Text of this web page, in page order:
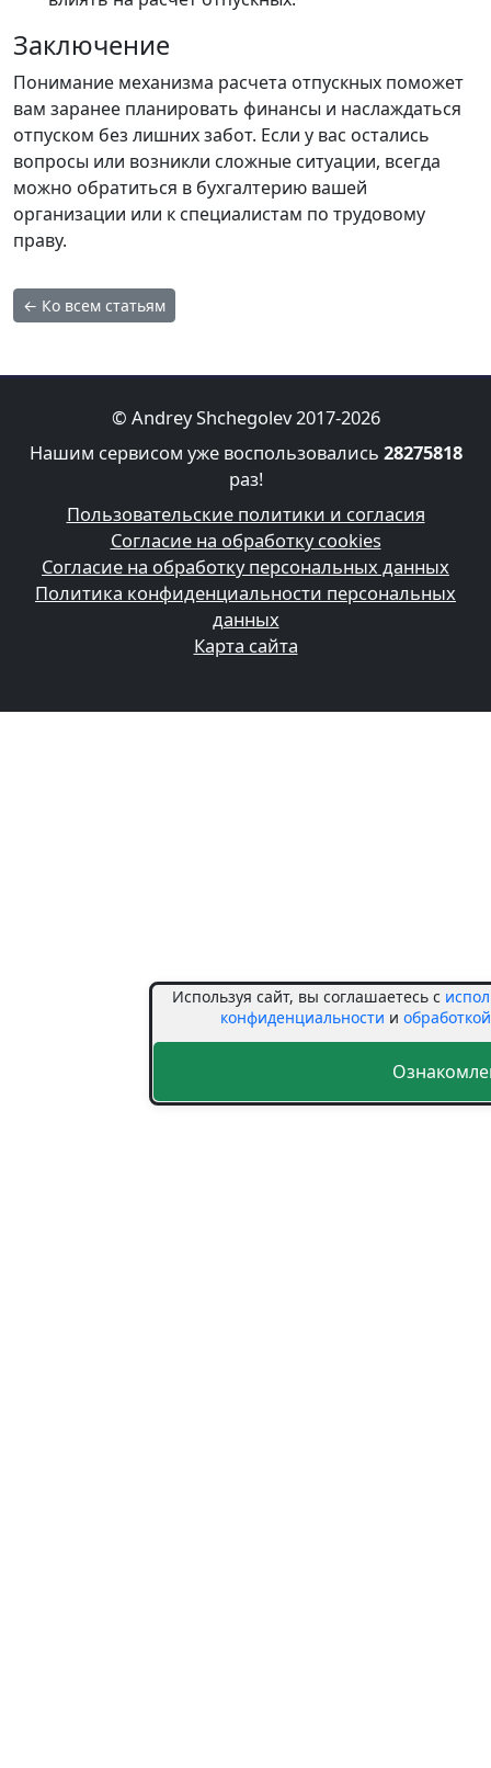
Заключение
Понимание механизма расчета отпускных поможет
вам заранее планировать финансы и наслаждаться
отпуском без лишних забот. Если у вас остались
вопросы или возникли сложные ситуации, всегда
можно обратиться в бухгалтерию вашей
организации или к специалистам по трудовому
праву.
← Ко всем статьям
© Andrey Shchegolev 2017-2026
Нашим сервисом уже воспользовались 28275818
раз!
Пользовательские политики и согласия
Согласие на обработку cookies
Согласие на обработку персональных данных
Политика конфиденциальности персональных
данных
Карта сайта
Используя сайт, вы соглашаетесь с
конфиденциальности и